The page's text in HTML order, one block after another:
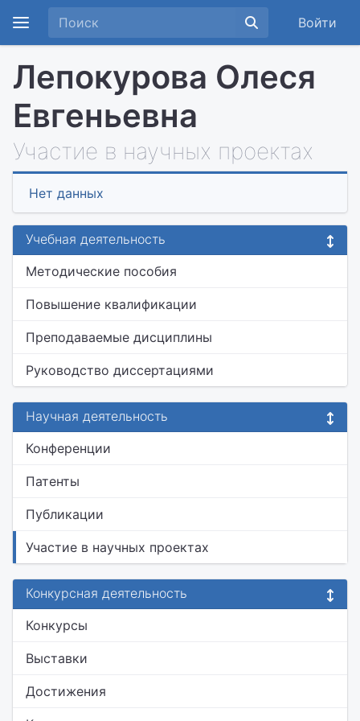
Войти
Лепокурова Олеся
Евгеньевна
Участие в научных проектах
Нет данных
Учебная деятельность
Методические пособия
Повышение квалификации
Преподаваемые дисциплины
Руководство диссертациями
Научная деятельность
Конференции
Патенты
Публикации
Участие в научных проектах
Конкурсная деятельность
Конкурсы
Выставки
Достижения